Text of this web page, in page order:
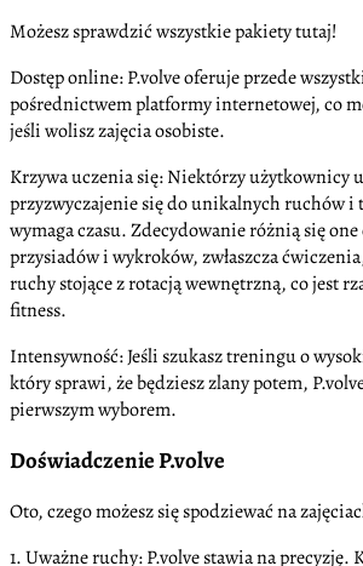
Możesz sprawdzić wszystkie pakiety tutaj!
Dostęp online: P.volve oferuje przede
pośrednictwem platformy internetowej, co
jeśli wolisz zajęcia osobiste.
Krzywa uczenia się: Niektórzy użytkownicy
przyzwyczajenie się do unikalnych ruchów i
wymaga czasu. Zdecydowanie różnią się
przysiadów i wykroków, zwłaszcza
ruchy stojące z rotacją wewnętrzną, co jest
fitness.
Intensywność: Jeśli szukasz treningu o
który sprawi, że będziesz zlany potem,
pierwszym wyborem.
Doświadczenie P.volve
Oto, czego możesz się spodziewać na
1. Uważne ruchy: P.volve stawia na precyzję.